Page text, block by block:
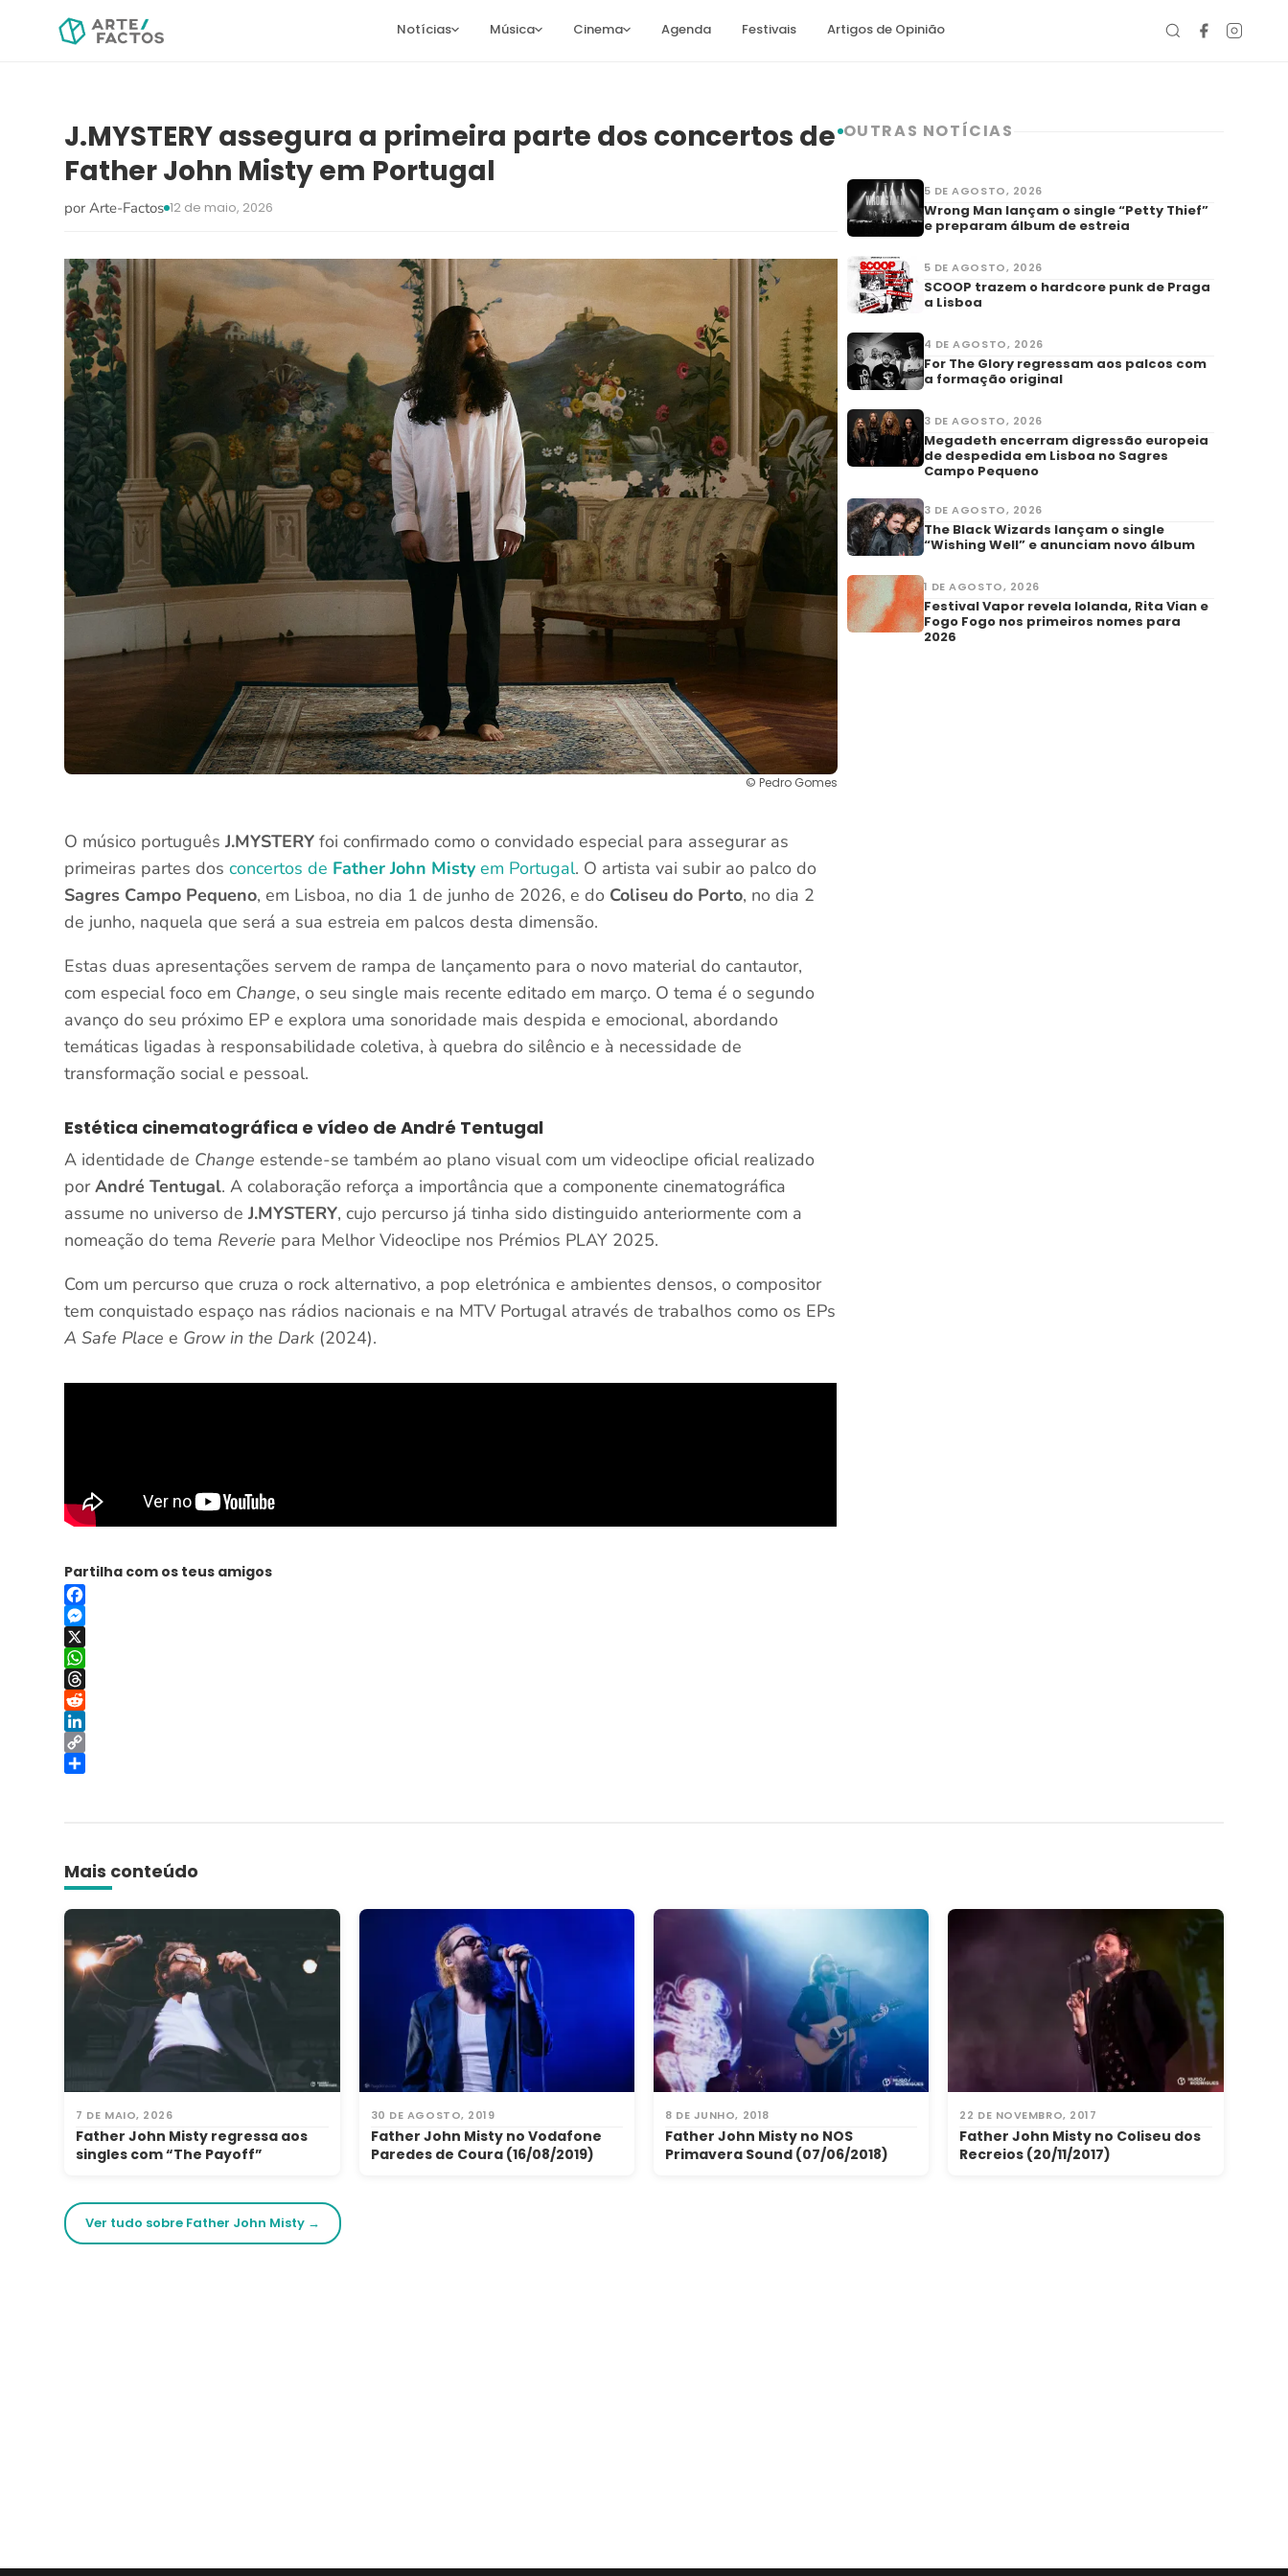
Notícias Música Cinema Agenda Festivais Artigos de Opinião
J.MYSTERY assegura a primeira parte dos concertos de
Father John Misty em Portugal
por Arte-Factos 12 de maio, 2026
© Pedro Gomes
O músico portuguêsJ.MYSTERY foi confirmado como o convidado especial para assegurar as
primeiras partes dosconcertos de Father John Misty em Portugal. O artista vai subir ao palco do
Sagres Campo Pequeno, em Lisboa, no dia 1 de junho de 2026, e do Coliseu do Porto, no dia 2
de junho, naquela que será a sua estreia em palcos desta dimensão.
Estas duas apresentações servem de rampa de lançamento para o novo material do cantautor,
com especial foco em Change, o seu single mais recente editado em março. O tema é o segundo
avanço do seu próximo EP e explora uma sonoridade mais despida e emocional, abordando
temáticas ligadas à responsabilidade coletiva, à quebra do silêncio e à necessidade de
transformação social e pessoal.
Estética cinematográfica e vídeo de André Tentugal
A identidade de Change estende-se também ao plano visual com um videoclipe oficial realizado
porAndré Tentugal. A colaboração reforça a importância que a componente cinematográfica
assume no universo deJ.MYSTERY, cujo percurso já tinha sido distinguido anteriormente com a
nomeação do tema Reverie para Melhor Videoclipe nos Prémios PLAY 2025.
Com um percurso que cruza o rock alternativo, a pop eletrónica e ambientes densos, o compositor
tem conquistado espaço nas rádios nacionais e na MTV Portugal através de trabalhos como os EPs
A Safe Place e Grow in the Dark (2024).
Partilha com os teus amigos
Facebook
Messenger
X
WhatsApp
Threads
Reddit
LinkedIn
Copy
OUTRAS NOTÍCIAS
5 DE AGOSTO, 2026
Wrong Man lançam o single “Petty Thief”
e preparam álbum de estreia
5 DE AGOSTO, 2026
SCOOP trazem o hardcore punk de Praga
a Lisboa
4 DE AGOSTO, 2026
For The Glory regressam aos palcos com
a formação original
3 DE AGOSTO, 2026
Megadeth encerram digressão europeia
de despedida em Lisboa no Sagres
Campo Pequeno
3 DE AGOSTO, 2026
The Black Wizards lançam o single
“Wishing Well” e anunciam novo álbum
1 DE AGOSTO, 2026
Festival Vapor revela Iolanda, Rita Vian e
Fogo Fogo nos primeiros nomes para
2026
Mais conteúdo
7 DE MAIO, 2026
Father John Misty regressa aos
singles com “The Payoff”
30 DE AGOSTO, 2019
Father John Misty no Vodafone
Paredes de Coura (16/08/2019)
8 DE JUNHO, 2018
Father John Misty no NOS
Primavera Sound (07/06/2018)
22 DE NOVEMBRO, 2017
Father John Misty no Coliseu dos
Recreios (20/11/2017)
Ver tudo sobre Father John Misty →